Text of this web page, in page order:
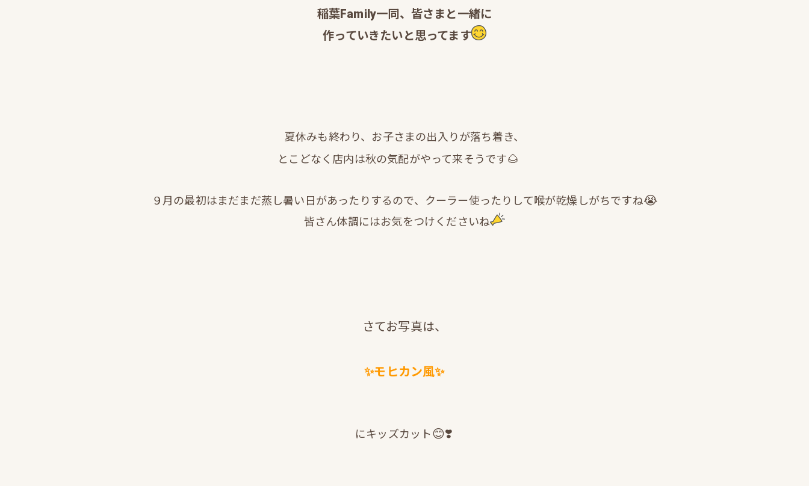
稲葉Family一同、皆さまと一緒に
作っていきたいと思ってます
夏休みも終わり、お子さまの出入りが落ち着き、
とこどなく店内は秋の気配がやって来そうです🌰
９月の最初はまだまだ蒸し暑い日があったりするので、クーラー使ったりして喉が乾燥しがちですね😭
皆さん体調にはお気をつけくださいね
さてお写真は、
✨モヒカン風✨
にキッズカット 😊❣️